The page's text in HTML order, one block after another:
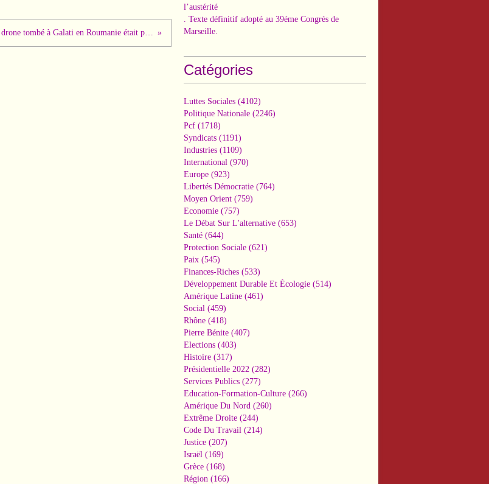
Le drone tombé à Galati en Roumanie était probablement Ukrainien !
l’austérité
. Texte définitif adopté au 39éme Congrès de
Marseille.
Catégories
Luttes Sociales (4102)
Politique Nationale (2246)
Pcf (1718)
Syndicats (1191)
Industries (1109)
International (970)
Europe (923)
Libertés Démocratie (764)
Moyen Orient (759)
Economie (757)
Le Débat Sur L'alternative (653)
Santé (644)
Protection Sociale (621)
Paix (545)
Finances-Riches (533)
Développement Durable Et Écologie (514)
Amérique Latine (461)
Social (459)
Rhône (418)
Pierre Bénite (407)
Elections (403)
Histoire (317)
Présidentielle 2022 (282)
Services Publics (277)
Education-Formation-Culture (266)
Amérique Du Nord (260)
Extrême Droite (244)
Code Du Travail (214)
Justice (207)
Israël (169)
Grèce (168)
Région (166)